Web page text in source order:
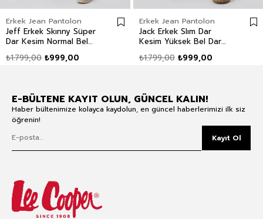
Erkek Jean Pantolon
Jeff Erkek Skınny Süper
Dar Kesim Normal Bel
Mavi
₺999,00
₺1.799,00
Erkek Jean Pantolon
Jack Erkek Slım Dar
Kesim Yüksek Bel Dar
₺999,00
₺1.799,00
E-BÜLTENE KAYIT OLUN, GÜNCEL KALIN!
Haber bültenimize kolayca kaydolun, en güncel haberlerimizi ilk siz
öğrenin!
Kayıt Ol